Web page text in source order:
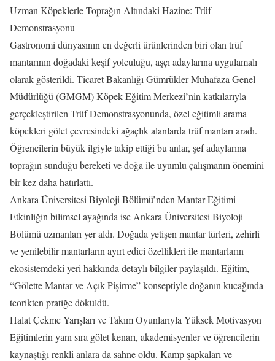
Uzman Köpeklerle Toprağın Altındaki Hazine: Trüf
Demonstrasyonu
Gastronomi dünyasının en değerli ürünlerinden biri olan trüf
mantarının doğadaki keşif yolculuğu, aşçı adaylarına uygulamalı
olarak gösterildi. Ticaret Bakanlığı Gümrükler Muhafaza Genel
Müdürlüğü (GMGM) Köpek Eğitim Merkezi’nin katkılarıyla
gerçekleştirilen Trüf Demonstrasyonunda, özel eğitimli arama
köpekleri gölet çevresindeki ağaçlık alanlarda trüf mantarı aradı.
Öğrencilerin büyük ilgiyle takip ettiği bu anlar, şef adaylarına
toprağın sunduğu bereketi ve doğa ile uyumlu çalışmanın önemini
bir kez daha hatırlattı.
Ankara Üniversitesi Biyoloji Bölümü’nden Mantar Eğitimi
Etkinliğin bilimsel ayağında ise Ankara Üniversitesi Biyoloji
Bölümü uzmanları yer aldı. Doğada yetişen mantar türleri, zehirli
ve yenilebilir mantarların ayırt edici özellikleri ile mantarların
ekosistemdeki yeri hakkında detaylı bilgiler paylaşıldı. Eğitim,
“Gölette Mantar ve Açık Pişirme” konseptiyle doğanın kucağında
teorikten pratiğe döküldü.
Halat Çekme Yarışları ve Takım Oyunlarıyla Yüksek Motivasyon
Eğitimlerin yanı sıra gölet kenarı, akademisyenler ve öğrencilerin
kaynaştığı renkli anlara da sahne oldu. Kamp şapkaları ve